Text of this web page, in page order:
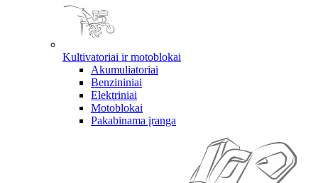
Kultivatoriai ir motoblokai
Akumuliatoriai
Benzininiai
Elektriniai
Motoblokai
Pakabinama įranga